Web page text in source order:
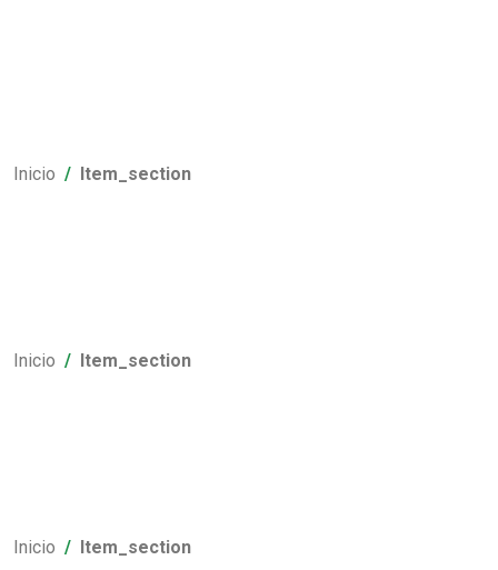
Inicio Item_section
Inicio Item_section
Inicio Item_section